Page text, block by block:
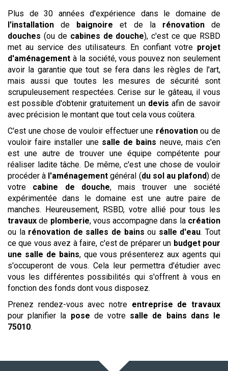
Plus de 30 années d'expérience dans le domaine de
l'installation de baignoire et de la rénovationde
douches (ou de cabines de douche), c'est ce que RSBD
met au service des utilisateurs. En confiant votre projet
d'aménagement à la société, vous pouvez non seulement
avoir la garantie que tout se fera dans les règles de l'art,
mais aussi que toutes les mesures de sécurité sont
scrupuleusement respectées. Cerise sur le gâteau, il vous
est possible d'obtenir gratuitement un devis afin de savoir
avec précision le montant que tout cela vous coûtera.
C'est une chose de vouloir effectuer une rénovationou de
vouloir faire installer une salle de bains neuve, mais c'en
est une autre de trouver une équipe compétente pour
réaliser ladite tâche. De même, c'est une chose de vouloir
procéder à l'aménagementgénéral (du sol au plafond) de
votre cabine de douche, mais trouver une société
expérimentée dans le domaine est une autre paire de
manches. Heureusement, RSBD, votre allié pour tous les
travaux de plomberie, vous accompagne dans la création
ou la rénovation de salles de bains ou salle d'eau. Tout
ce que vous avez à faire, c'est de préparer un budget pour
une salle de bains, que vous présenterez aux agents qui
s'occuperont de vous. Cela leur permettra d'étudier avec
vous les différentes possibilités qui s'offrent à vous en
fonction des fonds dont vous disposez.
Prenez rendez-vous avec notre entreprise de travaux
pour planifier la pose de votre salle de bains dans le
75010.